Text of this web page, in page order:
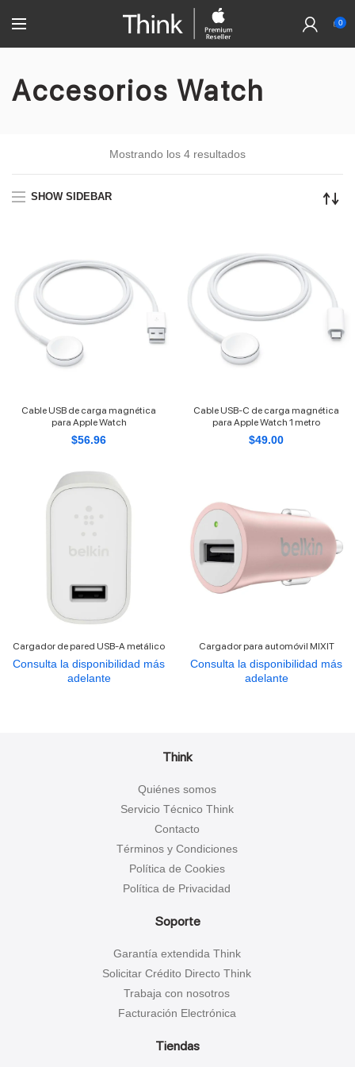
0
Accesorios Watch
Mostrando los 4 resultados
SHOW SIDEBAR
Cable USB de carga magnética
para Apple Watch
$56.96
Cable USB-C de carga magnética
para Apple Watch 1 metro
$49.00
Cargador de pared USB-A metálico
Consulta la disponibilidad más
adelante
Cargador para automóvil MIXIT
Consulta la disponibilidad más
adelante
Think
Quiénes somos
Servicio Técnico Think
Contacto
Términos y Condiciones
Política de Cookies
Política de Privacidad
Soporte
Garantía extendida Think
Solicitar Crédito Directo Think
Trabaja con nosotros
Facturación Electrónica
Tiendas